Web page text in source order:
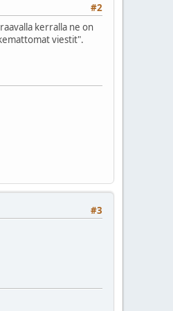
#2
kerralla ne on
viestit".
#3